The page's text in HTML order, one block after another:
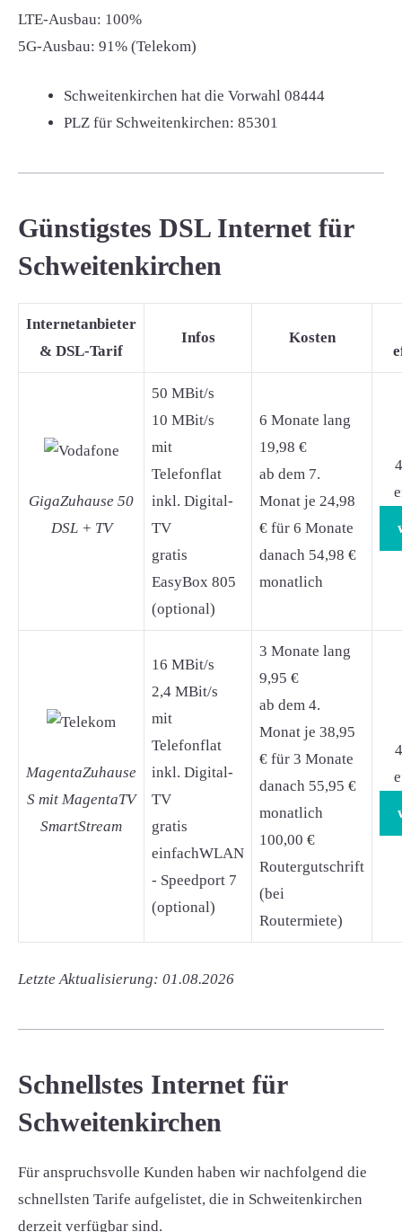
LTE-Ausbau: 100%
5G-Ausbau: 91% (Telekom)
Schweitenkirchen hat die Vorwahl 08444
PLZ für Schweitenkirchen: 85301
Günstigstes DSL Internet für
Schweitenkirchen
Internetanbieter
& DSL-Tarif
Infos Kosten
GigaZuhause 50
DSL + TV
50 MBit/s
10 MBit/s
mit
Telefonflat
inkl. Digital-
TV
gratis
EasyBox 805
(optional)
6 Monate lang
19,98 €
ab dem 7.
Monat je 24,98
€ für 6 Monate
danach 54,98 €
monatlich
MagentaZuhause
S mit MagentaTV
SmartStream
16 MBit/s
2,4 MBit/s
mit
Telefonflat
inkl. Digital-
TV
gratis
einfachWLAN
- Speedport 7
(optional)
3 Monate lang
9,95 €
ab dem 4.
Monat je 38,95
€ für 3 Monate
danach 55,95 €
monatlich
100,00 €
Routergutschrift
(bei
Routermiete)
Letzte Aktualisierung: 01.08.2026
Schnellstes Internet für
Schweitenkirchen
Für anspruchsvolle Kunden haben wir nachfolgend die
schnellsten Tarife aufgelistet, die in Schweitenkirchen
derzeit verfügbar sind.